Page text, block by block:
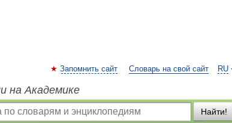
RU
Запомнить сайт Словарь на свой сайт
на Академике
Найти!